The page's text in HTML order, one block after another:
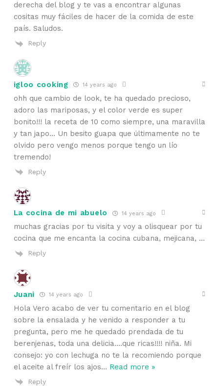
derecha del blog y te vas a encontrar algunas
cositas muy fáciles de hacer de la comida de este
país. Saludos.
Reply
igloo cooking 14 years ago
ohh que cambio de look, te ha quedado precioso,
adoro las mariposas, y el color verde es super
bonito!!! la receta de 10 como siempre, una maravilla
y tan japo… Un besito guapa que últimamente no te
olvido pero vengo menos porque tengo un lío
tremendo!
Reply
La cocina de mi abuelo 14 years ago
muchas gracias por tu visita y voy a olisquear por tu
cocina que me encanta la cocina cubana, mejicana, …
Reply
Juani 14 years ago
Hola Vero acabo de ver tu comentario en el blog
sobre la ensalada y he venido a responder a tu
pregunta, pero me he quedado prendada de tu
berenjenas, toda una delicia….que ricas!!!! niña. Mi
consejo: yo con lechuga no te la recomiendo porque
el aceite al freír los ajos… Read more »
Reply